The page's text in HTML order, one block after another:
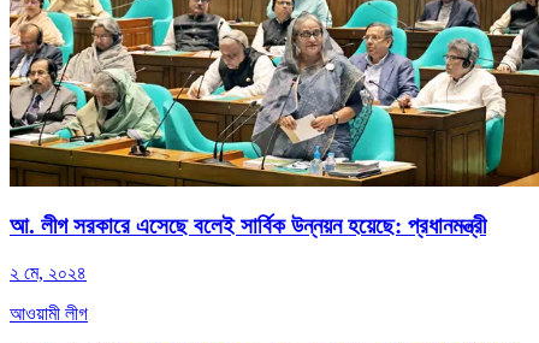
আ. লীগ সরকারে এসেছে বলেই সার্বিক উন্নয়ন হয়েছে: প্রধানমন্ত্রী
২ মে, ২০২৪
আওয়ামী লীগ